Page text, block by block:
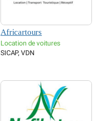
Africartours
Location de voitures
SICAP, VDN